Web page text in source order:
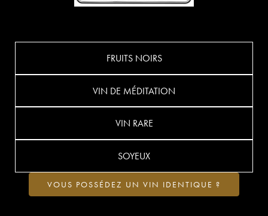
FRUITS NOIRS
VIN DE MÉDITATION
VIN RARE
SOYEUX
VOUS POSSÉDEZ UN VIN IDENTIQUE ?